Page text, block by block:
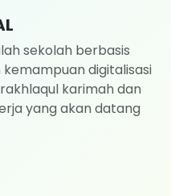
sekolah berbasis
digitalisasi
karimah dan
yang akan datang